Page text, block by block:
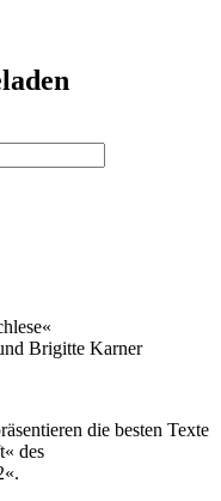
Brigitte Karner
die besten Texte
des